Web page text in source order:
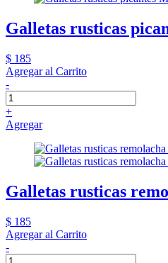
Galletas rusticas
$ 185
Agregar al Carrito
-
+
Agregar
Galletas rusticas
$ 185
Agregar al Carrito
-